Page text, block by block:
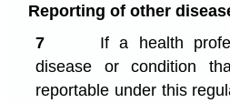
Reporting of other
7
If a health
disease or condition
reportable under this